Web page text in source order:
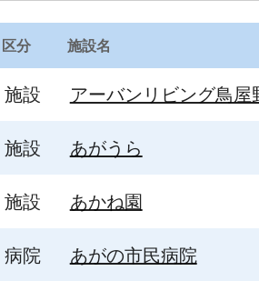
区分 施設名
施設 アーバンリビング鳥屋
施設 あがうら
施設 あかね園
病院 あがの市民病院